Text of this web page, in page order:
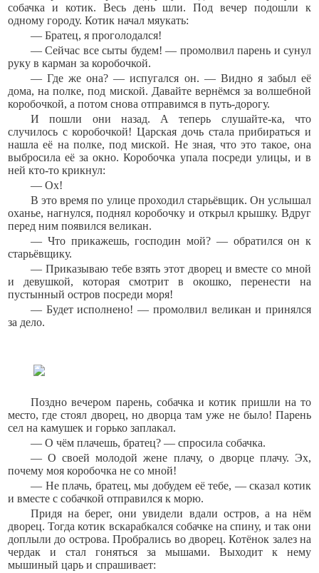
собачка и котик. Весь день шли. Под вечер подошли к
одному городу. Котик начал мяукать:
— Братец, я проголодался!
— Сейчас все сыты будем! — промолвил парень и сунул
руку в карман за коробочкой.
— Где же она? — испугался он. — Видно я забыл её
дома, на полке, под миской. Давайте вернёмся за волшебной
коробочкой, а потом снова отправимся в путь-дорогу.
И пошли они назад. А теперь слушайте-ка, что
случилось с коробочкой! Царская дочь стала прибираться и
нашла её на полке, под миской. Не зная, что это такое, она
выбросила её за окно. Коробочка упала посреди улицы, и в
ней кто-то крикнул:
— Ох!
В это время по улице проходил старьёвщик. Он услышал
оханье, нагнулся, поднял коробочку и открыл крышку. Вдруг
перед ним появился великан.
— Что прикажешь, господин мой? — обратился он к
старьёвщику.
— Приказываю тебе взять этот дворец и вместе со мной
и девушкой, которая смотрит в окошко, перенести на
пустынный остров посреди моря!
— Будет исполнено! — промолвил великан и принялся
за дело.
Поздно вечером парень, собачка и котик пришли на то
место, где стоял дворец, но дворца там уже не было! Парень
сел на камушек и горько заплакал.
— О чём плачешь, братец? — спросила собачка.
— О своей молодой жене плачу, о дворце плачу. Эх,
почему моя коробочка не со мной!
— Не плачь, братец, мы добудем её тебе, — сказал котик
и вместе с собачкой отправился к морю.
Придя на берег, они увидели вдали остров, а на нём
дворец. Тогда котик вскарабкался собачке на спину, и так они
доплыли до острова. Пробрались во дворец. Котёнок залез на
чердак и стал гоняться за мышами. Выходит к нему
мышиный царь и спрашивает: